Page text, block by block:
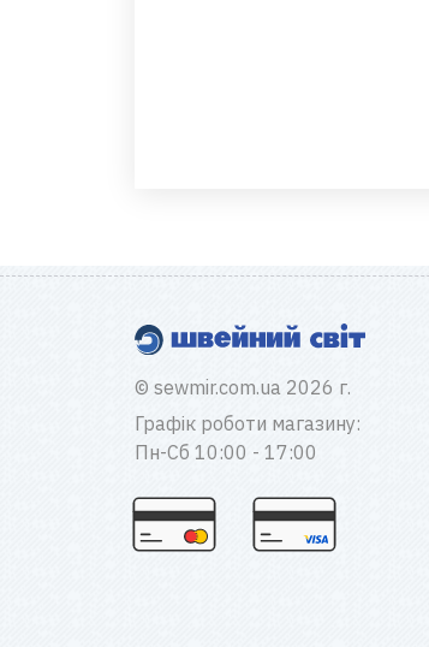
© sewmir.com.ua 2026 г.
Графік роботи магазину:
Пн-Сб 10:00 - 17:00